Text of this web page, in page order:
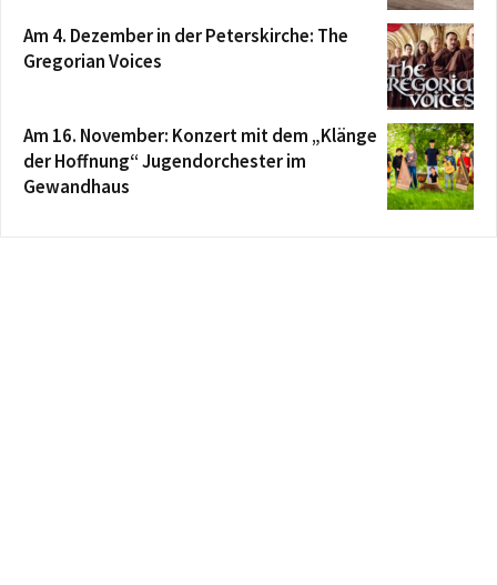
Am 4. Dezember in der Peterskirche: The
Gregorian Voices
Am 16. November: Konzert mit dem „Klänge
der Hoffnung“ Jugendorchester im
Gewandhaus